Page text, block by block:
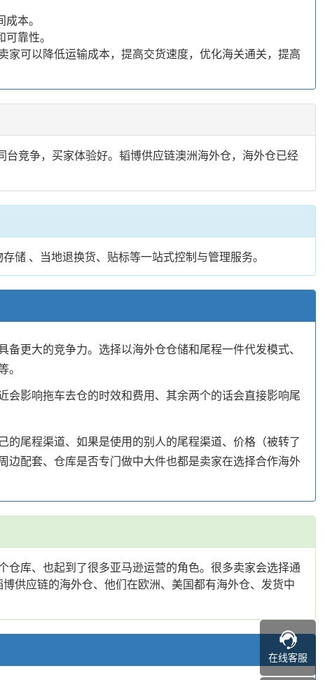
本。
靠性。
家可以降低运输成本，提高交货速度，优化海关通关，提高
竞争，买家体验好。韬博供应链澳洲海外仓，海外仓已经
储 、当地退换货、贴标等一站式控制与管理服务。
更大的竞争力。选择以海外仓仓储和尾程一件代发模式、
影响拖车去仓的时效和费用、其余两个的话会直接影响尾
尾程渠道、如果是使用的别人的尾程渠道、价格（被转了
配套、仓库是否专门做中大件也都是卖家在选择合作海外
库、也起到了很多亚马逊运营的角色。很多卖家会选择通
供应链的海外仓、他们在欧洲、美国都有海外仓、发货中
在线客服